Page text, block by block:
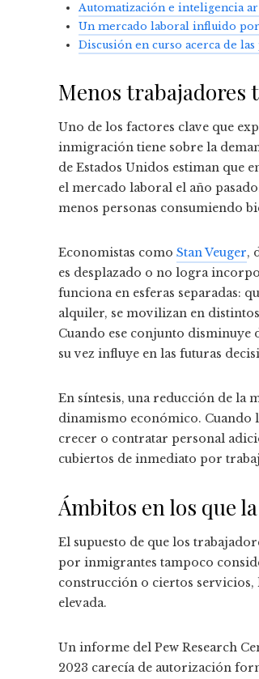
Automatización e inteligencia
Un mercado laboral influido
Discusión en curso acerca de
Menos trabajadores
Uno de los factores clave que
inmigración tiene sobre la
de Estados Unidos estiman que
el mercado laboral el año
menos personas consumiendo
Economistas como Stan Veuger,
es desplazado o no logra
funciona en esferas separadas:
alquiler, se movilizan en
Cuando ese conjunto disminuye
su vez influye en las futuras
En síntesis, una reducción de la
dinamismo económico. Cuando
crecer o contratar personal
cubiertos de inmediato por
Ámbitos en los que
El supuesto de que los
por inmigrantes tampoco
construcción o ciertos servicios,
elevada.
Un informe del Pew Research
2023 carecía de autorización